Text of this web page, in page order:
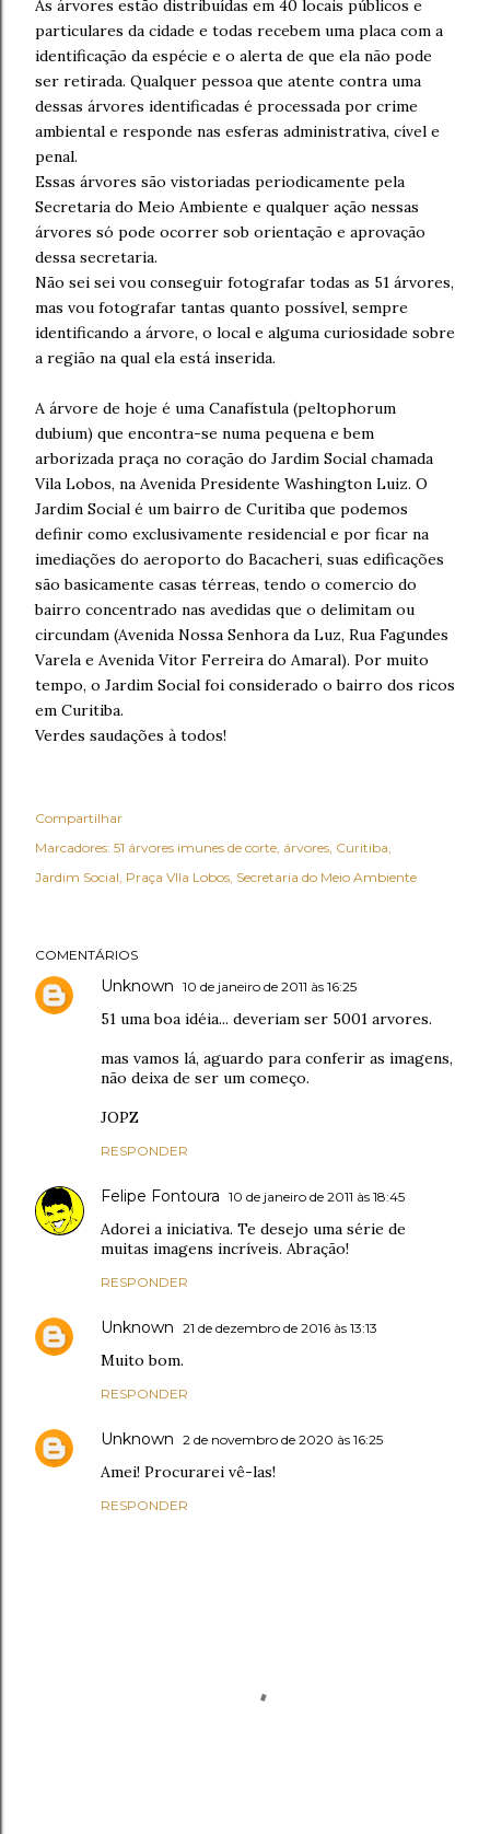
As árvores estão distribuídas em 40 locais públicos e
particulares da cidade e todas recebem uma placa com a
identificação da espécie e o alerta de que ela não pode
ser retirada. Qualquer pessoa que atente contra uma
dessas árvores identificadas é processada por crime
ambiental e responde nas esferas administrativa, cível e
penal.
Essas árvores são vistoriadas periodicamente pela
Secretaria do Meio Ambiente e qualquer ação nessas
árvores só pode ocorrer sob orientação e aprovação
dessa secretaria.
Não sei sei vou conseguir fotografar todas as 51 árvores,
mas vou fotografar tantas quanto possível, sempre
identificando a árvore, o local e alguma curiosidade sobre
a região na qual ela está inserida.
A árvore de hoje é uma Canafístula (peltophorum
dubium) que encontra-se numa pequena e bem
arborizada praça no coração do Jardim Social chamada
Vila Lobos, na Avenida Presidente Washington Luiz. O
Jardim Social é um bairro de Curitiba que podemos
definir como exclusivamente residencial e por ficar na
imediações do aeroporto do Bacacheri, suas edificações
são basicamente casas térreas, tendo o comercio do
bairro concentrado nas avedidas que o delimitam ou
circundam (Avenida Nossa Senhora da Luz, Rua Fagundes
Varela e Avenida Vitor Ferreira do Amaral). Por muito
tempo, o Jardim Social foi considerado o bairro dos ricos
em Curitiba.
Verdes saudações à todos!
Compartilhar
Marcadores: 51 árvores imunes de corte árvores Curitiba
Jardim Social Praça VIla Lobos Secretaria do Meio Ambiente
COMENTÁRIOS
Unknown 10 de janeiro de 2011 às 16:25
51 uma boa idéia... deveriam ser 5001 arvores.
mas vamos lá, aguardo para conferir as imagens,
não deixa de ser um começo.
JOPZ
RESPONDER
Felipe Fontoura 10 de janeiro de 2011 às 18:45
Adorei a iniciativa. Te desejo uma série de
muitas imagens incríveis. Abração!
RESPONDER
Unknown 21 de dezembro de 2016 às 13:13
Muito bom.
RESPONDER
Unknown 2 de novembro de 2020 às 16:25
Amei! Procurarei vê-las!
RESPONDER